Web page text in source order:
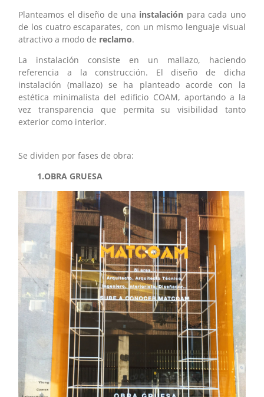
Planteamos el diseño de una instalación para cada uno
de los cuatro escaparates, con un mismo lenguaje visual
atractivo a modo de reclamo.
La instalación consiste en un mallazo, haciendo
referencia a la construcción. El diseño de dicha
instalación (mallazo) se ha planteado acorde con la
estética minimalista del edificio COAM, aportando a la
vez transparencia que permita su visibilidad tanto
exterior como interior.
Se dividen por fases de obra:
1.OBRA GRUESA